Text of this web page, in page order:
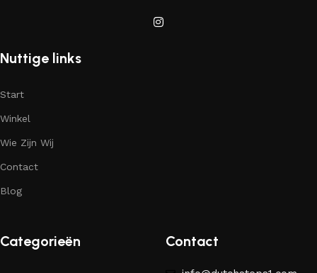
Nuttige links
Start
Winkel
Wie Zijn Wij
Contact
Blog
Categorieën Contact